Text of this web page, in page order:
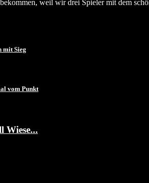
weil wir drei Spieler mit dem
mit Sieg
vom Punkt
Wiese...